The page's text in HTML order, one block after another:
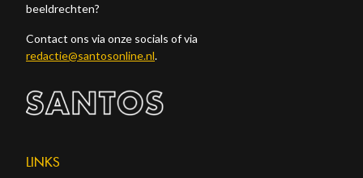
beeldrechten?
Contact ons via onze socials of via
redactie@santosonline.nl.
LINKS